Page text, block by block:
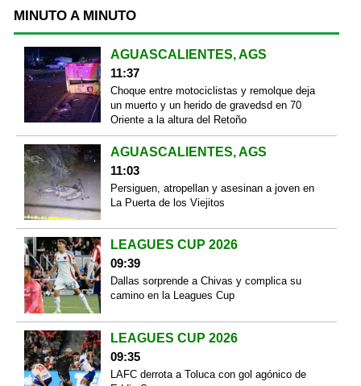
MINUTO A MINUTO
AGUASCALIENTES, AGS
11:37
Choque entre motociclistas y remolque deja
un muerto y un herido de gravedsd en 70
Oriente a la altura del Retoño
AGUASCALIENTES, AGS
11:03
Persiguen, atropellan y asesinan a joven en
La Puerta de los Viejitos
LEAGUES CUP 2026
09:39
Dallas sorprende a Chivas y complica su
camino en la Leagues Cup
LEAGUES CUP 2026
09:35
LAFC derrota a Toluca con gol agónico de